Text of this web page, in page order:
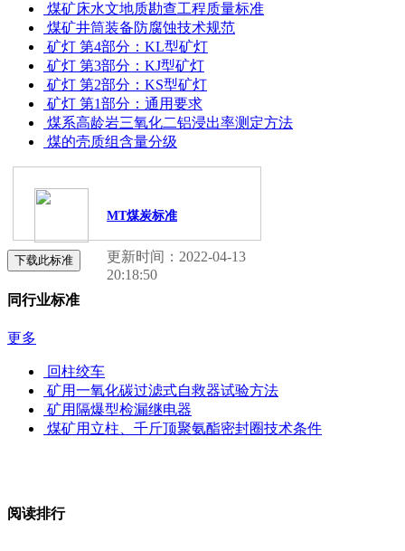
煤矿床水文地质勘查工程质量标准
煤矿井筒装备防腐蚀技术规范
矿灯 第4部分：KL型矿灯
矿灯 第3部分：KJ型矿灯
矿灯 第2部分：KS型矿灯
矿灯 第1部分：通用要求
煤系高龄岩三氧化二铝浸出率测定方法
煤的壳质组含量分级
MT煤炭标准
更新时间：2022-04-13
20:18:50
下载此标准
同行业标准
更多
回柱绞车
矿用一氧化碳过滤式自救器试验方法
矿用隔爆型检漏继电器
煤矿用立柱、千斤顶聚氨酯密封圈技术条件
阅读排行